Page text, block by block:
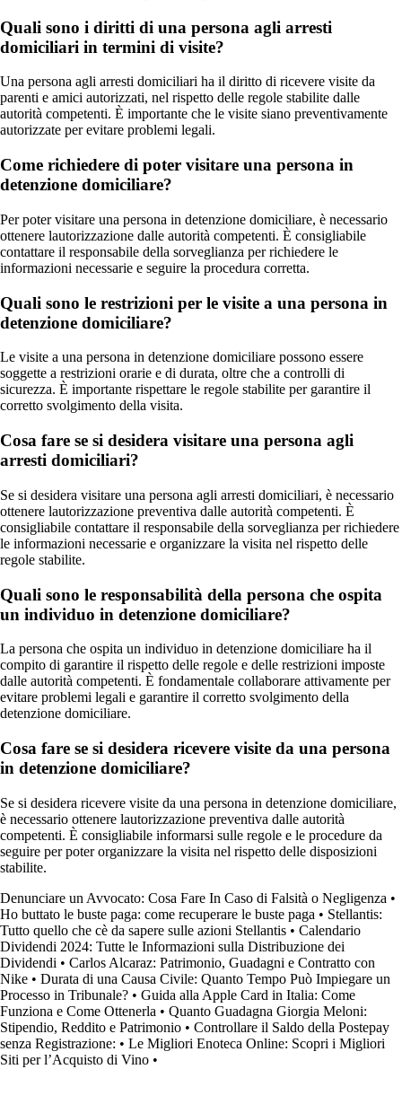
Quali sono i diritti di una persona agli arresti
domiciliari in termini di visite?
Una persona agli arresti domiciliari ha il diritto di ricevere visite da
parenti e amici autorizzati, nel rispetto delle regole stabilite dalle
autorità competenti. È importante che le visite siano preventivamente
autorizzate per evitare problemi legali.
Come richiedere di poter visitare una persona in
detenzione domiciliare?
Per poter visitare una persona in detenzione domiciliare, è necessario
ottenere lautorizzazione dalle autorità competenti. È consigliabile
contattare il responsabile della sorveglianza per richiedere le
informazioni necessarie e seguire la procedura corretta.
Quali sono le restrizioni per le visite a una persona in
detenzione domiciliare?
Le visite a una persona in detenzione domiciliare possono essere
soggette a restrizioni orarie e di durata, oltre che a controlli di
sicurezza. È importante rispettare le regole stabilite per garantire il
corretto svolgimento della visita.
Cosa fare se si desidera visitare una persona agli
arresti domiciliari?
Se si desidera visitare una persona agli arresti domiciliari, è necessario
ottenere lautorizzazione preventiva dalle autorità competenti. È
consigliabile contattare il responsabile della sorveglianza per richiedere
le informazioni necessarie e organizzare la visita nel rispetto delle
regole stabilite.
Quali sono le responsabilità della persona che ospita
un individuo in detenzione domiciliare?
La persona che ospita un individuo in detenzione domiciliare ha il
compito di garantire il rispetto delle regole e delle restrizioni imposte
dalle autorità competenti. È fondamentale collaborare attivamente per
evitare problemi legali e garantire il corretto svolgimento della
detenzione domiciliare.
Cosa fare se si desidera ricevere visite da una persona
in detenzione domiciliare?
Se si desidera ricevere visite da una persona in detenzione domiciliare,
è necessario ottenere lautorizzazione preventiva dalle autorità
competenti. È consigliabile informarsi sulle regole e le procedure da
seguire per poter organizzare la visita nel rispetto delle disposizioni
stabilite.
Denunciare un Avvocato: Cosa Fare In Caso di Falsità o Negligenza •
Ho buttato le buste paga: come recuperare le buste paga • Stellantis:
Tutto quello che cè da sapere sulle azioni Stellantis • Calendario
Dividendi 2024: Tutte le Informazioni sulla Distribuzione dei
Dividendi • Carlos Alcaraz: Patrimonio, Guadagni e Contratto con
Nike • Durata di una Causa Civile: Quanto Tempo Può Impiegare un
Processo in Tribunale? • Guida alla Apple Card in Italia: Come
Funziona e Come Ottenerla • Quanto Guadagna Giorgia Meloni:
Stipendio, Reddito e Patrimonio • Controllare il Saldo della Postepay
senza Registrazione: • Le Migliori Enoteca Online: Scopri i Migliori
Siti per l’Acquisto di Vino •